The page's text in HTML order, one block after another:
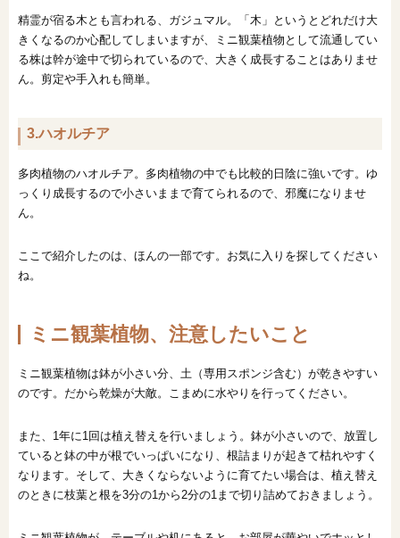
精霊が宿る木とも言われる、ガジュマル。「木」というとどれだけ大
きくなるのか心配してしまいますが、ミニ観葉植物として流通してい
る株は幹が途中で切られているので、大きく成長することはありませ
ん。剪定や手入れも簡単。
3.ハオルチア
多肉植物のハオルチア。多肉植物の中でも比較的日陰に強いです。ゆ
っくり成長するので小さいままで育てられるので、邪魔になりませ
ん。
ここで紹介したのは、ほんの一部です。お気に入りを探してください
ね。
ミニ観葉植物、注意したいこと
ミニ観葉植物は鉢が小さい分、土（専用スポンジ含む）が乾きやすい
のです。だから乾燥が大敵。こまめに水やりを行ってください。
また、1年に1回は植え替えを行いましょう。鉢が小さいので、放置し
ていると鉢の中が根でいっぱいになり、根詰まりが起きて枯れやすく
なります。そして、大きくならないように育てたい場合は、植え替え
のときに枝葉と根を3分の1から2分の1まで切り詰めておきましょう。